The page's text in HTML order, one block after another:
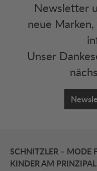
Newsletter
neue
Unser
SCHNITZLER – MODE
KINDER AM